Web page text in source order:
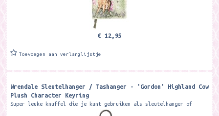
€ 12,95
Toevoegen aan verlanglijstje
Wrendale Sleutelhanger / Tashanger - 'Gordon' Highland Cow
Plush Character Keyring
Super leuke knuffel die je kunt gebruiken als sleutelhanger of
tashanger Formaat ca. 13 cm. Merk:Wrendale Designs Meet Gordon, the